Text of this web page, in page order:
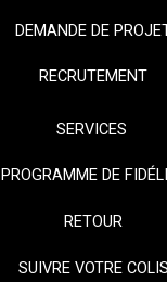
DEMANDE DE
RECRUTEMENT
SERVICES
PROGRAMME DE
RETOUR
SUIVRE VOTRE COLIS